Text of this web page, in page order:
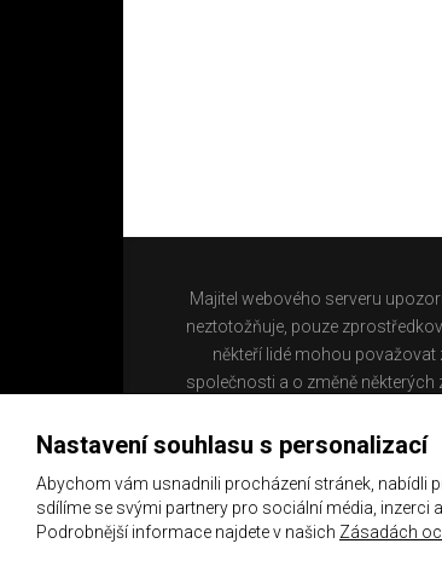
Majitel webového serveru
neztotožňuje, pouze
někteří lidé mohou
společnosti a o změně
Nastavení souhlasu s personalizací
Abychom vám usnadnili procházení stránek, nabídli
sdílíme se svými partnery pro sociální média, inzerci
Podrobnější informace najdete v našich Zásadách